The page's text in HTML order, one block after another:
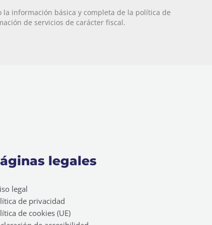
la información básica y completa de la política de
de servicios de carácter fiscal.
legales
legal
de privacidad
de cookies (UE)